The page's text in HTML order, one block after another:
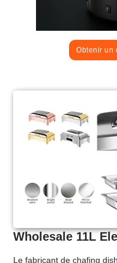
Obtenir un
Wholesale 11L
Le fabricant de chafing